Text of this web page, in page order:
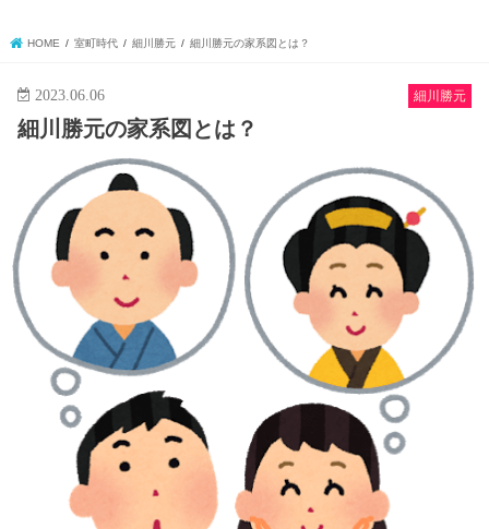
HOME 室町時代 細川勝元 細川勝元の家系図とは？
細川勝元
2023.06.06
細川勝元の家系図とは？